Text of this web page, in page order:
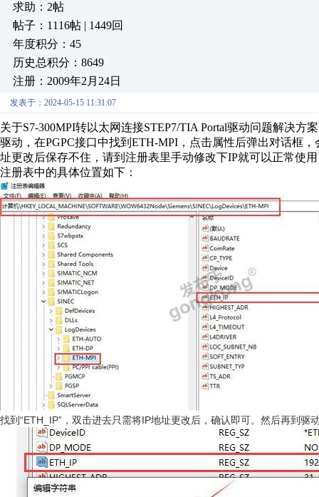
求助：2帖
帖子：1116帖 | 1449回
年度积分：45
历史总积分：8649
注册：2009年2月24日
发表于：2024-05-15 11:31:07
关于S7-300MPI转以太网连接STEP7/TIA Portal驱动问题解决
驱动，在PGPC接口中找到ETH-MPI，点击属性后弹出对话框
址更改后保存不住，请到注册表里手动修改下IP就可以正常使
注册表中的具体位置如下：
找到“ETH_IP”，双击进去只需将IP地址更改后，确认即可。然后再到驱